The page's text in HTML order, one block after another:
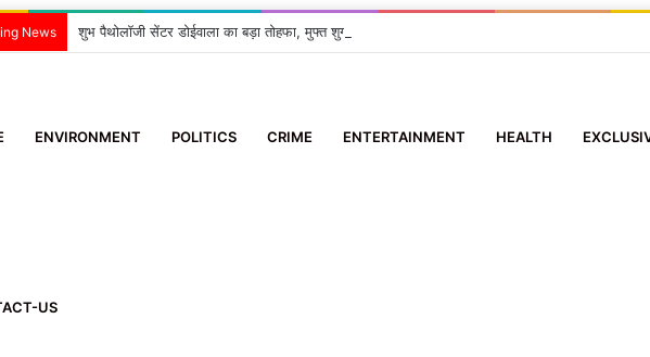
News शुभ पैथोलॉजी सेंटर डोईवाला का बड़ा तोहफा, मुफ्त शुगर-बीपी जांच सुविधा शुरू
ENVIRONMENT POLITICS CRIME ENTERTAINMENT HEALTH
US